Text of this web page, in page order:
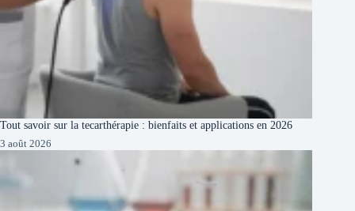
Tout savoir sur la tecarthérapie : bienfaits et applications en 2026
3 août 2026